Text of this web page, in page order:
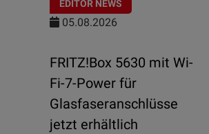
EDITOR NEWS
05.08.2026
FRITZ!Box 5630 mit Wi-
Fi-7-Power für
Glasfaseranschlüsse
jetzt erhältlich